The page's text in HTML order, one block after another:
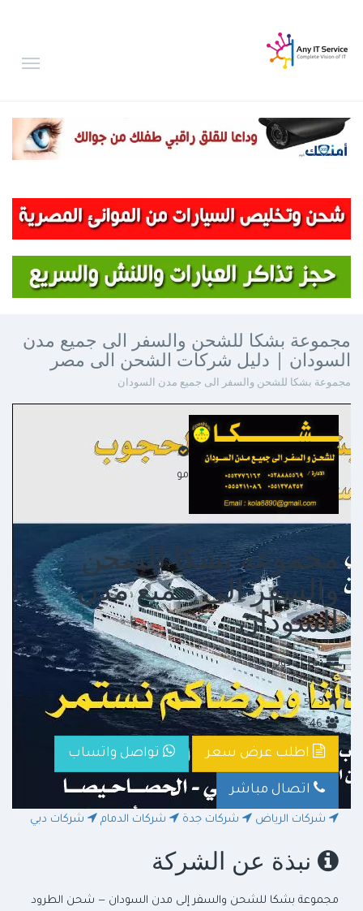
مجموعة بشكا للشحن والسفر الى جميع مدن
السودان | دليل شركات الشحن الى مصر
مجموعة بشكا للشحن والسفر الى جميع مدن السودان
موثق
مجموعة بشكا للشحن
والسفر الى جميع مدن
السودان
شحن دولي
3
/ 5
46 تقييم
اطلب عرض سعر تواصل واتساب
اتصال مباشر
شركات الرياض شركات جدة شركات الدمام شركات دبي
نبذة عن الشركة
مجموعة بشكا للشحن والسفر إلى مدن السودان — شحن الطرود